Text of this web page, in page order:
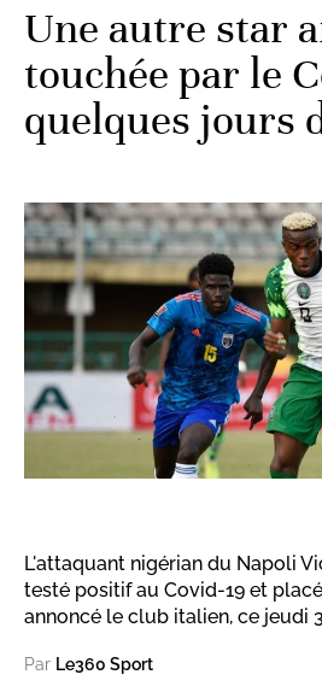
Une autre star
touchée par le
quelques jours
L'attaquant nigérian du Napoli
testé positif au Covid-19 et
annoncé le club italien, ce jeudi
Par Le360 Sport